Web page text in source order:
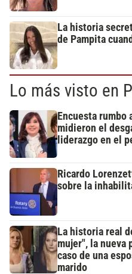
La historia
de Pampita
Lo más visto en
Encuesta rumbo
midieron el
liderazgo en el
Ricardo
sobre la
La historia real
mujer", la nueva
caso de una
marido